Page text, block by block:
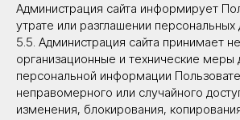
Администрация сайта информирует
утрате или разглашении персональных
5.5. Администрация сайта принимает
организационные и технические меры
персональной информации
неправомерного или случайного
изменения, блокирования,